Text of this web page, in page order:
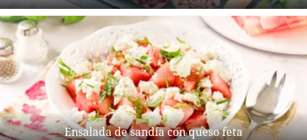
Ensalada de sandía con queso feta